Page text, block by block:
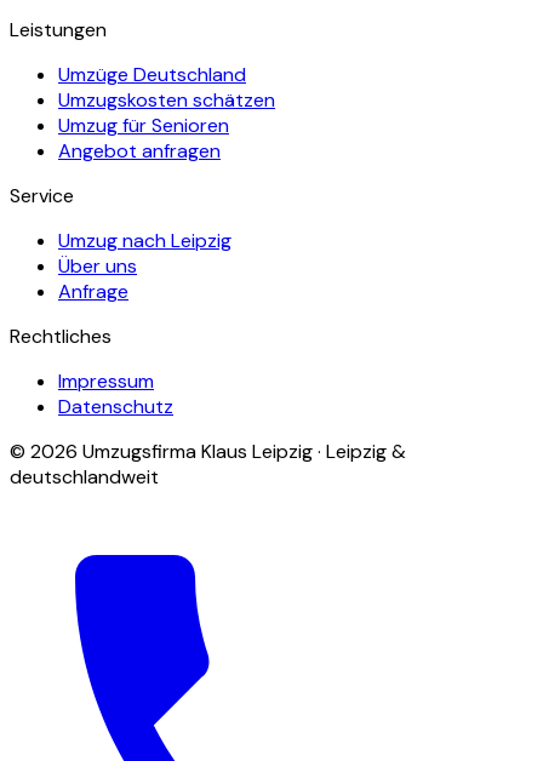
Leistungen
Umzüge Deutschland
Umzugskosten schätzen
Umzug für Senioren
Angebot anfragen
Service
Umzug nach Leipzig
Über uns
Anfrage
Rechtliches
Impressum
Datenschutz
© 2026 Umzugsfirma Klaus Leipzig · Leipzig &
deutschlandweit